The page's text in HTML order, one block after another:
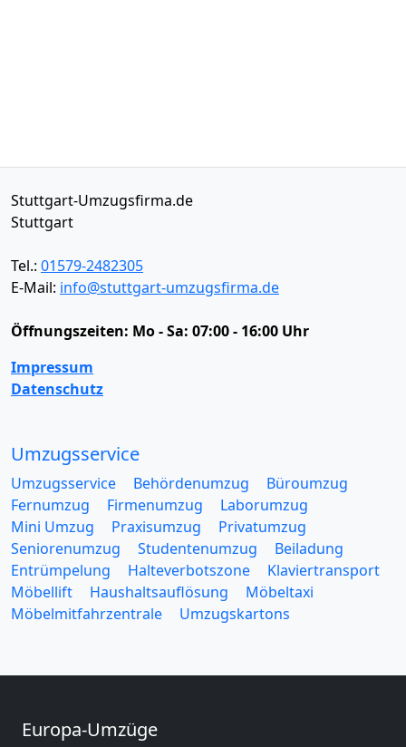
Stuttgart-Umzugsfirma.de
Stuttgart
Tel.: 01579-2482305
E-Mail: info@stuttgart-umzugsfirma.de
Öffnungszeiten: Mo - Sa: 07:00 - 16:00 Uhr
Impressum
Datenschutz
Umzugsservice
Umzugsservice Behördenumzug
Büroumzug
Fernumzug
Firmenumzug
Laborumzug
Mini Umzug
Praxisumzug
Privatumzug
Seniorenumzug
Studentenumzug
Beiladung
Entrümpelung
Halteverbotszone
Klaviertransport
Möbellift
Haushaltsauflösung
Möbeltaxi
Möbelmitfahrzentrale
Umzugskartons
Europa-Umzüge